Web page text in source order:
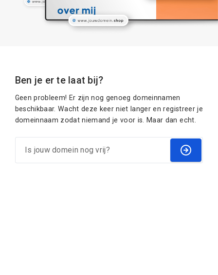
Ben je er te laat bij?
Geen probleem! Er zijn nog genoeg domeinnamen
beschikbaar. Wacht deze keer niet langer en registreer je
domeinnaam zodat niemand je voor is. Maar dan echt.